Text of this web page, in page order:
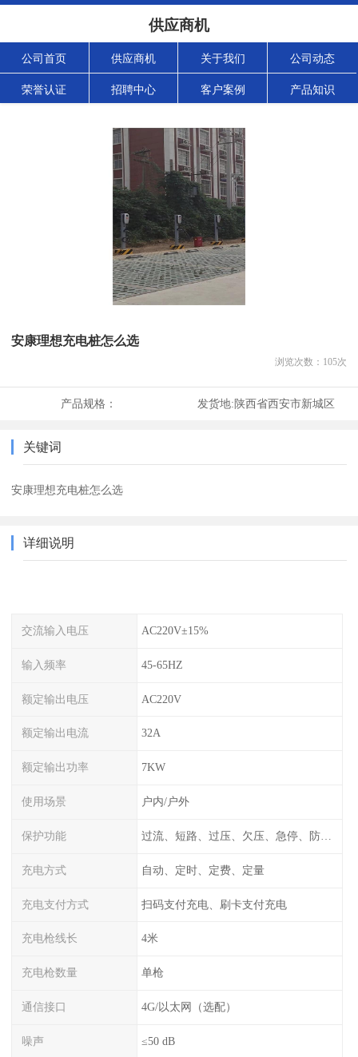
供应商机
公司首页 供应商机 关于我们 公司动态
荣誉认证 招聘中心 客户案例 产品知识
安康理想充电桩怎么选
浏览次数： 105次
产品规格： 发货地:陕西省西安市新城区
关键词
安康理想充电桩怎么选
详细说明
交流输入电压 AC220V±15%
输入频率 45-65HZ
额定输出电压 AC220V
额定输出电流 32A
额定输出功率 7KW
使用场景 户内/户外
保护功能 过流、短路、过压、欠压、急停、防雷、漏电保护
充电方式 自动、定时、定费、定量
充电支付方式 扫码支付充电、刷卡支付充电
充电枪线长 4米
充电枪数量 单枪
通信接口 4G/以太网（选配）
噪声 ≤50 dB